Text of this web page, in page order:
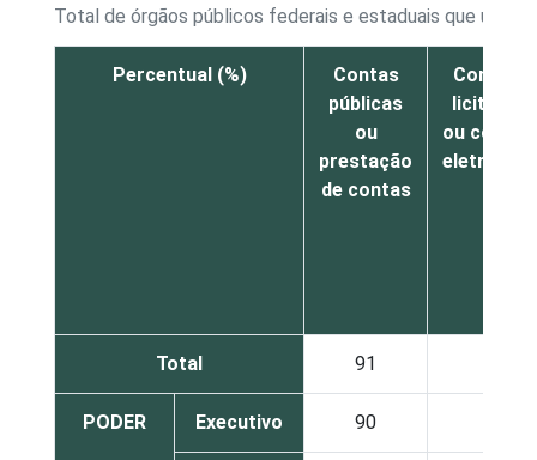
Total de órgãos públicos federais e estaduais que
Percentual (%)
Contas
públicas
ou
prestação
de contas
ou
Total 91
PODER Executivo 90